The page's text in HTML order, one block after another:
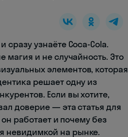
узнаёте Coca-Cola.
и не случайность. Это
элементов, которая
решает одну из
Если вы хотите,
доверие — эта статья для
работает и почему без
невидимкой на рынке.